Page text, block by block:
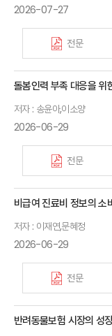
2026-07-27
전문
돌봄인력 부족 대응을 위
저자 : 송윤아,이소양
2026-06-29
전문
비급여 진료비 정보의 소
저자 : 이재연,문혜정
2026-06-29
전문
반려동물보험 시장의 성